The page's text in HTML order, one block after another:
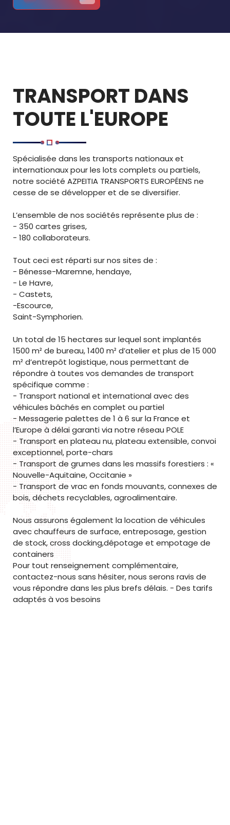
TRANSPORT DANS
TOUTE L'EUROPE
Spécialisée dans les transports nationaux et
internationaux pour les lots complets ou partiels,
notre société AZPEITIA TRANSPORTS EUROPÉENS ne
cesse de se développer et de se diversifier.
L’ensemble de nos sociétés représente plus de :
- 350 cartes grises,
- 180 collaborateurs.
Tout ceci est réparti sur nos sites de :
- Bénesse-Maremne, hendaye,
- Le Havre,
- Castets,
-Escource,
Saint-Symphorien.
Un total de 15 hectares sur lequel sont implantés
1500 m² de bureau, 1400 m² d’atelier et plus de 15 000
m² d’entrepôt logistique, nous permettant de
répondre à toutes vos demandes de transport
spécifique comme :
- Transport national et international avec des
véhicules bâchés en complet ou partiel
- Messagerie palettes de 1 à 6 sur la France et
l’Europe à délai garanti via notre réseau POLE
- Transport en plateau nu, plateau extensible, convoi
exceptionnel, porte-chars
- Transport de grumes dans les massifs forestiers : «
Nouvelle-Aquitaine, Occitanie »
- Transport de vrac en fonds mouvants, connexes de
bois, déchets recyclables, agroalimentaire.
Nous assurons également la location de véhicules
avec chauffeurs de surface, entreposage, gestion
de stock, cross docking,dépotage et empotage de
containers
Pour tout renseignement complémentaire,
contactez-nous sans hésiter, nous serons ravis de
vous répondre dans les plus brefs délais. - Des tarifs
adaptés à vos besoins